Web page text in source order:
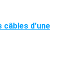
câbles d'une